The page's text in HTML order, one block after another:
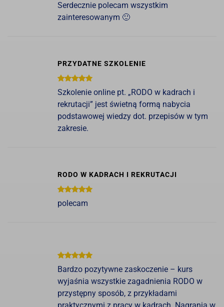
Serdecznie polecam wszystkim
zainteresowanym 🙂
PRZYDATNE SZKOLENIE
Szkolenie online pt. „RODO w kadrach i
rekrutacji” jest świetną formą nabycia
podstawowej wiedzy dot. przepisów w tym
zakresie.
RODO W KADRACH I REKRUTACJI
polecam
Bardzo pozytywne zaskoczenie – kurs
wyjaśnia wszystkie zagadnienia RODO w
przystępny sposób, z przykładami